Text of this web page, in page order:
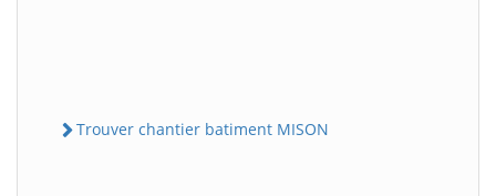
Trouver chantier batiment MISON